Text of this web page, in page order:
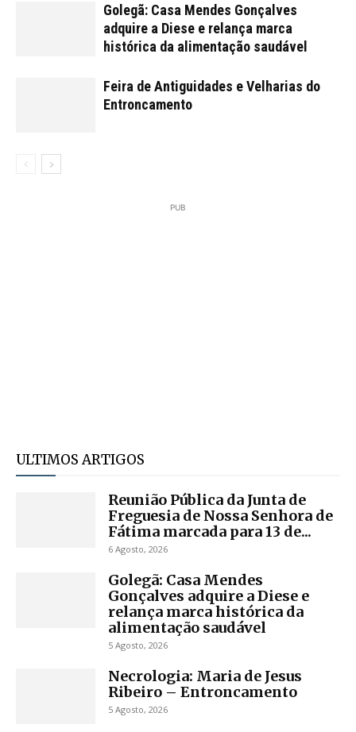
Golegã: Casa Mendes Gonçalves
adquire a Diese e relança marca
histórica da alimentação saudável
Feira de Antiguidades e Velharias do
Entroncamento
PUB
ULTIMOS ARTIGOS
Reunião Pública da Junta de
Freguesia de Nossa Senhora de
Fátima marcada para 13 de...
6 Agosto, 2026
Golegã: Casa Mendes
Gonçalves adquire a Diese e
relança marca histórica da
alimentação saudável
5 Agosto, 2026
Necrologia: Maria de Jesus
Ribeiro – Entroncamento
5 Agosto, 2026